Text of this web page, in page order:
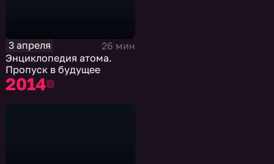
3 апреля
26 мин
Энциклопедия атома.
Пропуск в будущее
20142014